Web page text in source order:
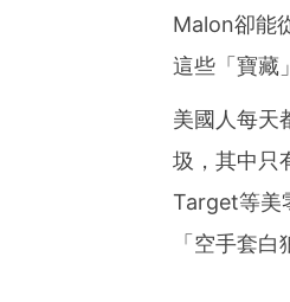
Malon卻能
這些「寶藏
美國人每天
圾，其中只
Target等美
「空手套